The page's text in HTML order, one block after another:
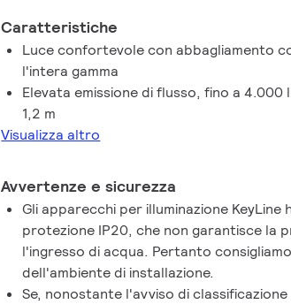
rispetto delle norme sull'illuminazione degli
sottile e un'emissione elevata, perfetta per
ambienti di lavoro. Grazie a una luce
abbagliamento, non affatica la vista e
KeyLine è pertanto la scelta ideale per le
montaggio singolo, a sospensione o
progettazione di KeyLine si ritrova
lunghezze, colori ed emissioni luminose,
dritte. Tutti i modelli hanno un'efficienza di
lm/W e l'opzione di upgrade con sistemi
wireless. Se a ciò si aggiunge il prezzo
un ottimo rapporto qualità-prezzo con un
Caratteristiche
Luce confortevole con abbagliamento
l'intera gamma
Elevata emissione di flusso, fino a 4.000
1,2 m
Visualizza altro
Avvertenze e sicurezza
Gli apparecchi per illuminazione KeyLine
protezione IP20, che non garantisce la
l'ingresso di acqua. Pertanto
dell'ambiente di installazione.
Se, nonostante l'avviso di